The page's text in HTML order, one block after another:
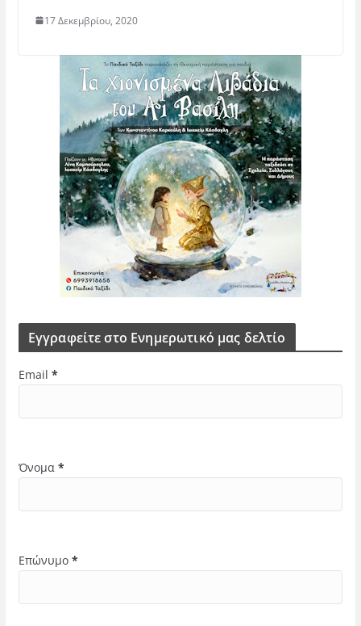
17 Δεκεμβρίου, 2020
Εγγραφείτε στο Ενημερωτικό μας δελτίο
Email *
Όνομα *
Επώνυμο *